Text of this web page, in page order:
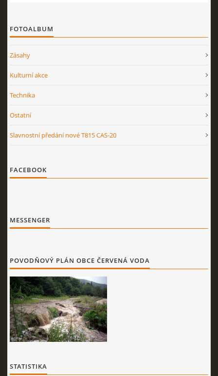
FOTOALBUM
Zásahy
Kulturní akce
Technika
Ostatní
Slavnostní předání nové T815 CAS-20
FACEBOOK
MESSENGER
POVODŇOVÝ PLÁN OBCE ČERVENÁ VODA
STATISTIKA